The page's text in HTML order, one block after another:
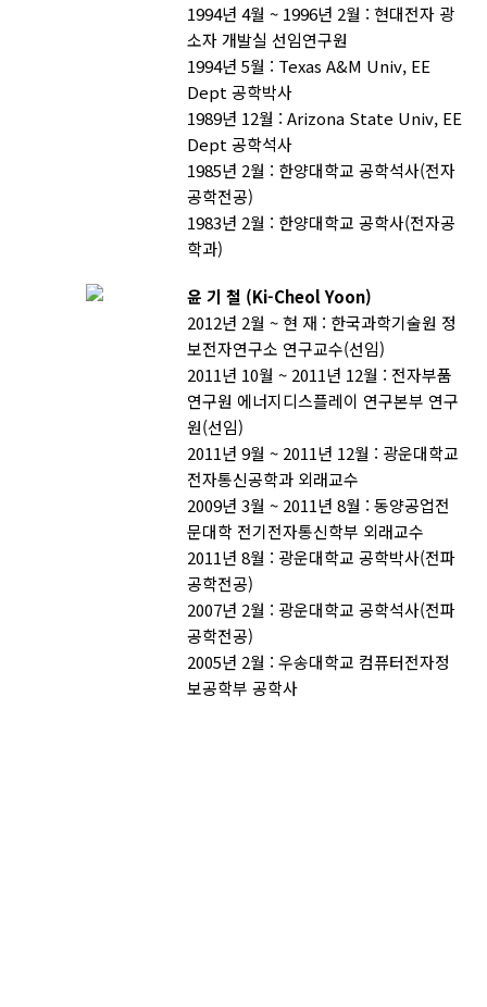
1994년 4월 ~ 1996년 2월 : 현대전자 광
소자 개발실 선임연구원
1994년 5월 : Texas A&M Univ, EE
Dept 공학박사
1989년 12월 : Arizona State Univ, EE
Dept 공학석사
1985년 2월 : 한양대학교 공학석사(전자
공학전공)
1983년 2월 : 한양대학교 공학사(전자공
학과)
윤 기 철 (Ki-Cheol Yoon)
2012년 2월 ~ 현 재 : 한국과학기술원 정
보전자연구소 연구교수(선임)
2011년 10월 ~ 2011년 12월 : 전자부품
연구원 에너지디스플레이 연구본부 연구
원(선임)
2011년 9월 ~ 2011년 12월 : 광운대학교
전자통신공학과 외래교수
2009년 3월 ~ 2011년 8월 : 동양공업전
문대학 전기전자통신학부 외래교수
2011년 8월 : 광운대학교 공학박사(전파
공학전공)
2007년 2월 : 광운대학교 공학석사(전파
공학전공)
2005년 2월 : 우송대학교 컴퓨터전자정
보공학부 공학사